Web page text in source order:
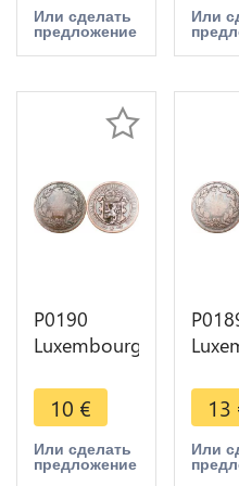
1865 A
Paris
Make offer
Или сделать
предложение
Paris
Или
P0190
Luxembourg
Centimes
Willem III
1854
Brussels
10 €
Или сделать
предложение
Paris
13
Или